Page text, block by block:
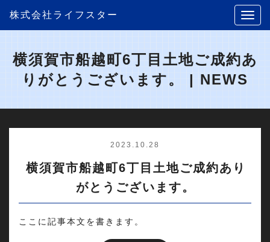
株式会社ライフスター
横須賀市船越町6丁目土地ご成約あ
りがとうございます。 | NEWS
2023.10.28
横須賀市船越町6丁目土地ご成約あり
がとうございます。
ここに記事本文を書きます。